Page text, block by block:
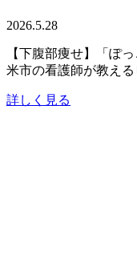
2026.5.28
【下腹部痩せ】「ぽ
米市の看護師が教え
詳しく見る